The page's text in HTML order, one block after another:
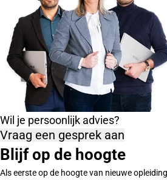
Wil je persoonlijk advies?
Vraag een gesprek aan
Blijf op de hoogte
Als eerste op de hoogte van nieuwe